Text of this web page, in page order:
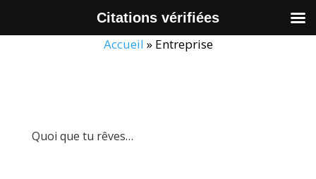
Accueil » Entreprise
Quoi que tu rêves…
Citations vérifiées